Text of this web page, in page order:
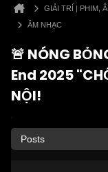
GIẢI TRÍ | PHIM,
ÂM NHẠC
🚨 NÓNG
End 2025
NỘI!